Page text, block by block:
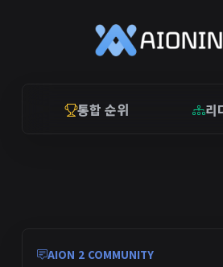
통합 순위 리
AION 2 COMMUNITY